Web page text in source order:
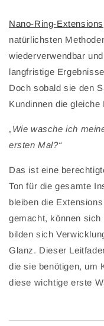
Nano-Ring-Extensions
natürlichsten
wiederverwendbar
langfristige
Doch sobald sie den
Kundinnen die gleiche
„Wie wasche ich
ersten Mal?“
Das ist eine
Ton für die gesamte
bleiben die
gemacht, können sich
bilden sich
Glanz. Dieser
die sie benötigen, um
diese wichtige erste